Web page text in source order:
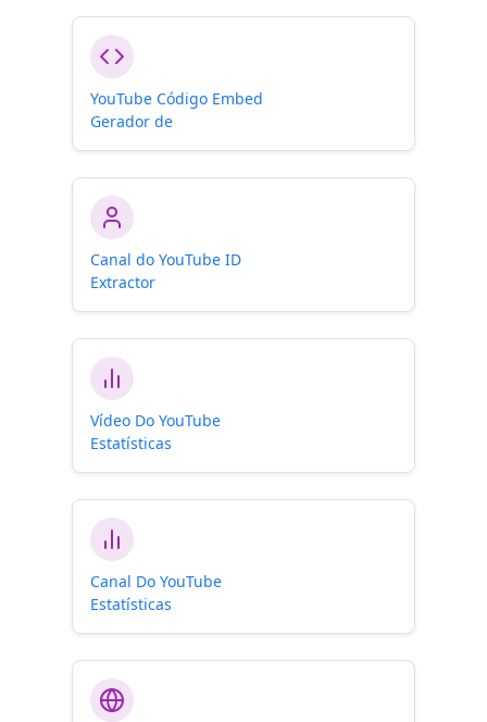
YouTube Código Embed
Gerador de
Canal do YouTube ID
Extractor
Vídeo Do YouTube
Estatísticas
Canal Do YouTube
Estatísticas